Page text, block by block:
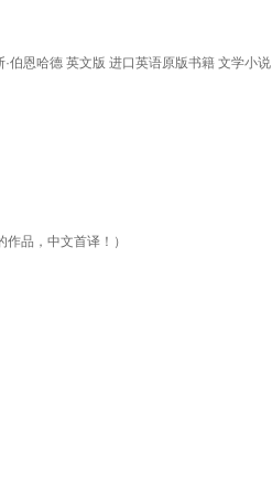
伯恩哈德 英文版 进口英语原版书籍 文学小说
品，中文首译！）